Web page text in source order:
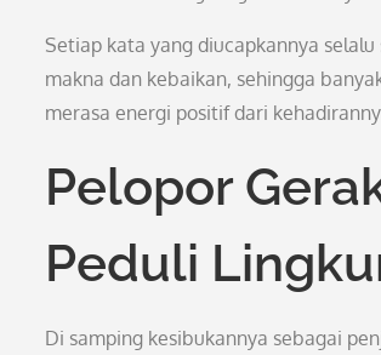
Setiap kata yang diucapkannya
makna dan kebaikan, sehingga
merasa energi positif dari
Pelopor
Peduli
Di samping kesibukannya sebagai